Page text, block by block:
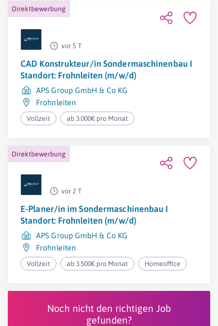
Direktbewerbung
vor 5 T
CAD Konstrukteur/in Sondermaschinenbau I
Standort: Frohnleiten (m/w/d)
APS Group GmbH & Co KG
Frohnleiten
Vollzeit ab 3.000€ pro Monat
Direktbewerbung
vor 2 T
E-Planer/in im Sondermaschinenbau I
Standort: Frohnleiten (m/w/d)
APS Group GmbH & Co KG
Frohnleiten
Vollzeit ab 3.500€ pro Monat Homeoffice
Noch nicht den richtigen Job
gefunden?